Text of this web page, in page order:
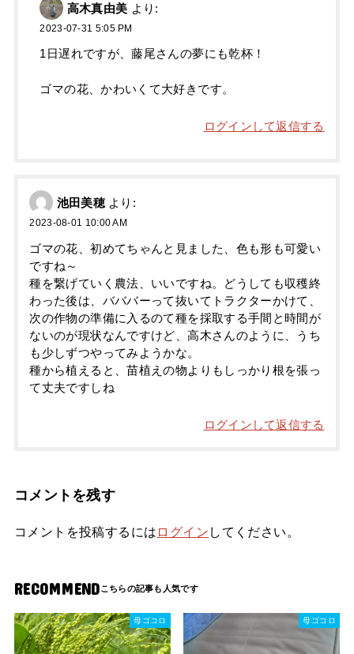
高木真由美 より:
2023-07-31 5:05 PM
1日遅れですが、藤尾さんの夢にも乾杯！
ゴマの花、かわいくて大好きです。
ログインして返信する
池田美穂 より:
2023-08-01 10:00 AM
ゴマの花、初めてちゃんと見ました、色も形も可愛い
ですね～
種を繋げていく農法、いいですね。どうしても収穫終
わった後は、バババーって抜いてトラクターかけて、
次の作物の準備に入るのて種を採取する手間と時間が
ないのが現状なんですけど、高木さんのように、うち
も少しずつやってみようかな。
種から植えると、苗植えの物よりもしっかり根を張っ
て丈夫ですしね
ログインして返信する
コメントを残す
コメントを投稿するには ログイン してください。
RECOMMEND
母ゴコロ 母ゴコロ